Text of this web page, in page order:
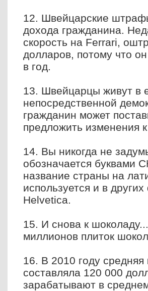
12. Швейцарские
дохода гражданина.
скорость на Ferrari,
долларов, потому что
в год.
13. Швейцарцы живут в
непосредственной
гражданин может
предложить изменения
14. Вы никогда не
обозначается буквами
название страны на
используется и в
Helvetica.
15. И снова к
миллионов плиток
16. В 2010 году средняя
составляла 120 000
зарабатывают в